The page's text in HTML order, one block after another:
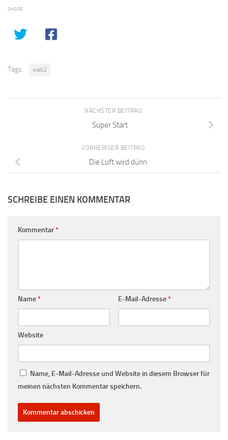
SHARE
Tags: web2
NÄCHSTER BEITRAG
Super Start
VORHERIGER BEITRAG
Die Luft wird dünn
SCHREIBE EINEN KOMMENTAR
Kommentar*
Name* E-Mail-Adresse*
Website
Name, E-Mail-Adresse und Website in diesem Browser für
meinen nächsten Kommentar speichern.